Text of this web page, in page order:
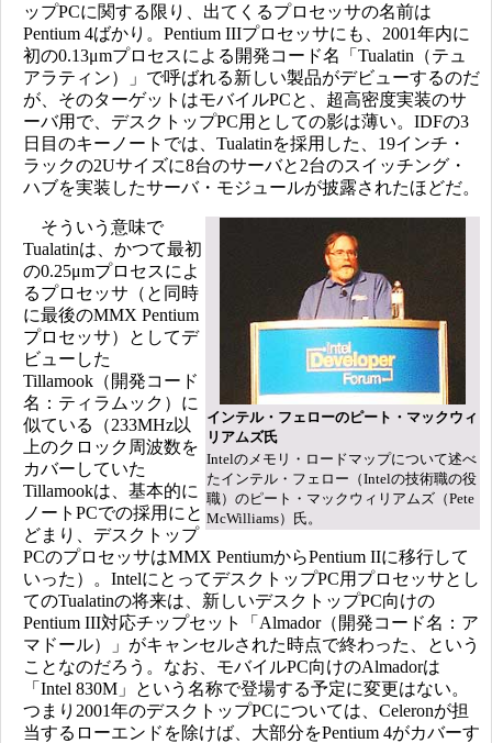
ップPCに関する限り、出てくるプロセッサの名前は
Pentium 4ばかり。Pentium IIIプロセッサにも、2001年内に
初の0.13μmプロセスによる開発コード名「Tualatin（テュ
アラティン）」で呼ばれる新しい製品がデビューするのだ
が、そのターゲットはモバイルPCと、超高密度実装のサ
ーバ用で、デスクトップPC用としての影は薄い。IDFの3
日目のキーノートでは、Tualatinを採用した、19インチ・
ラックの2Uサイズに8台のサーバと2台のスイッチング・
ハブを実装したサーバ・モジュールが披露されたほどだ。
インテル・フェローのピート・マックウィ
リアムズ氏
Intelのメモリ・ロードマップについて述べ
たインテル・フェロー（Intelの技術職の役
職）のピート・マックウィリアムズ（Pete
McWilliams）氏。
そういう意味で
Tualatinは、かつて最初
の0.25μmプロセスによ
るプロセッサ（と同時
に最後のMMX Pentium
プロセッサ）としてデ
ビューした
Tillamook（開発コード
名：ティラムック）に
似ている（233MHz以
上のクロック周波数を
カバーしていた
Tillamookは、基本的に
ノートPCでの採用にと
どまり、デスクトップ
PCのプロセッサはMMX PentiumからPentium IIに移行して
いった）。IntelにとってデスクトップPC用プロセッサとし
てのTualatinの将来は、新しいデスクトップPC向けの
Pentium III対応チップセット「Almador（開発コード名：ア
マドール）」がキャンセルされた時点で終わった、という
ことなのだろう。なお、モバイルPC向けのAlmadorは
「Intel 830M」という名称で登場する予定に変更はない。
つまり2001年のデスクトップPCについては、Celeronが担
当するローエンドを除けば、大部分をPentium 4がカバーす